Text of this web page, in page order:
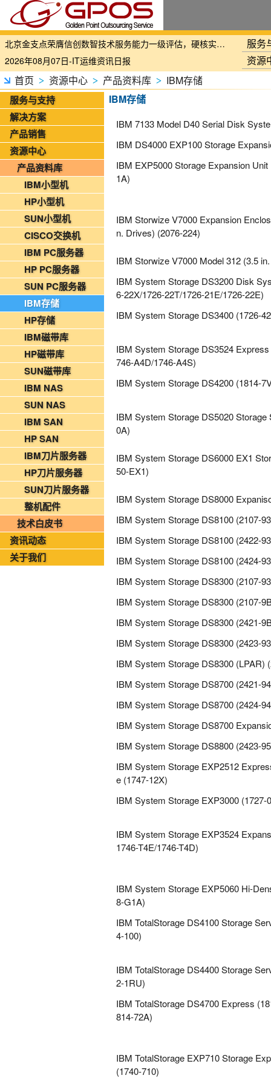
国家铁路局关于印发《“十四五”铁路科技创新规划》的通知
北京金支点荣膺信创数智技术服务能力一级评估，硬核实力护航产业数字化转型
2026年08月07日-IT运维资讯日报
2026年08月07日-铁路智慧运维资讯日报
2026年08月07日-烟草IT运维资讯日报
2026年08月06日-IT运维资讯日报
2026年08月06日-铁路智慧运维资讯日报
2026年08月06日-烟草IT运维资讯日报
2026年08月05日-金支点IT运维资讯日报
2026年08月05日-金支点铁路智慧运维资讯日报
2026年08月05日-金支点烟草IT运维资讯日报
20260804-金支点IT运维资讯日报
20260804-金支点铁路智慧运维资讯日报
20260804-金支点烟草IT运维资讯日报
2026年08月03日-金支点IT运维资讯日报
2026年08月03日-金支点铁路智慧运维资讯日报
国家铁路局关于印发《“十四五”铁路科技创新规划》的通知
北京金支点荣膺信创数智技术服务能力一级评估，硬核实力护航产业数字化转型
2026年08月07日-IT运维资讯日报
2026年08月07日-铁路智慧运维资讯日报
2026年08月07日-烟草IT运维资讯日报
2026年08月06日-IT运维资讯日报
2026年08月06日-铁路智慧运维资讯日报
2026年08月06日-烟草IT运维资讯日报
2026年08月05日-金支点IT运维资讯日报
2026年08月05日-金支点铁路智慧运维资讯日报
2026年08月05日-金支点烟草IT运维资讯日报
20260804-金支点IT运维资讯日报
20260804-金支点铁路智慧运维资讯日报
20260804-金支点烟草IT运维资讯日报
2026年08月03日-金支点IT运维资讯日报
2026年08月03日-金支点铁路智慧运维资讯日报
服务
资源
首页 > 资源中心 > 产品资料库 > IBM存储
服务与支持
解决方案
产品销售
资源中心
产品资料库
IBM小型机
HP小型机
SUN小型机
CISCO交换机
IBM PC服务器
HP PC服务器
SUN PC服务器
IBM存储
HP存储
IBM磁带库
HP磁带库
SUN磁带库
IBM NAS
SUN NAS
IBM SAN
HP SAN
IBM刀片服务器
HP刀片服务器
SUN刀片服务器
整机配件
技术白皮书
资讯动态
关于我们
IBM存储
IBM 7133 Model D40 Serial Disk
IBM DS4000 EXP100 Storage
IBM EXP5000 Storage Expansion
1A)
IBM Storwize V7000 Expansion
n. Drives) (2076-224)
IBM Storwize V7000 Model 312 (3.5
IBM System Storage DS3200 Disk
6-22X/1726-22T/1726-21E/1726-22E)
IBM System Storage DS3400 (1726-
IBM System Storage DS3524
746-A4D/1746-A4S)
IBM System Storage DS4200 (1814-
IBM System Storage DS5020
0A)
IBM System Storage DS6000 EX1
50-EX1)
IBM System Storage DS8000
IBM System Storage DS8100 (2107-
IBM System Storage DS8100 (2422-
IBM System Storage DS8100 (2424-
IBM System Storage DS8300 (2107-
IBM System Storage DS8300 (2107-
IBM System Storage DS8300 (2421-
IBM System Storage DS8300 (2423-
IBM System Storage DS8300 (LPAR)
IBM System Storage DS8700 (2421-
IBM System Storage DS8700 (2424-
IBM System Storage DS8700
IBM System Storage DS8800 (2423-
IBM System Storage EXP2512
e (1747-12X)
IBM System Storage EXP3000 (1727-
IBM System Storage EXP3524
1746-T4E/1746-T4D)
IBM System Storage EXP5060 Hi-
8-G1A)
IBM TotalStorage DS4100 Storage
4-100)
IBM TotalStorage DS4400 Storage
2-1RU)
IBM TotalStorage DS4700 Express
814-72A)
IBM TotalStorage EXP710 Storage
(1740-710)